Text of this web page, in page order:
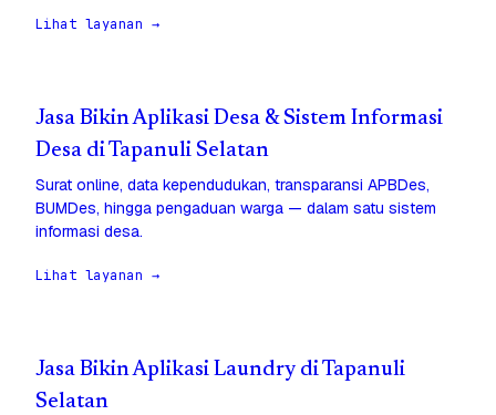
Lihat layanan →
Jasa Bikin Aplikasi Desa & Sistem Informasi
Desa di Tapanuli Selatan
Surat online, data kependudukan, transparansi APBDes,
BUMDes, hingga pengaduan warga — dalam satu sistem
informasi desa.
Lihat layanan →
Jasa Bikin Aplikasi Laundry di Tapanuli
Selatan